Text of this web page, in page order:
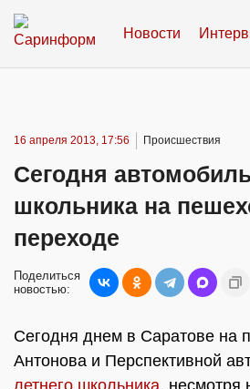
Новости
16 апреля 2013, 17:56 Происшествия
Сегодня
школьника на
переходе
Поделиться
новостью:
Сегодня днем в Саратове на
Антонова и Перспективной
летнего школьника, несмотря